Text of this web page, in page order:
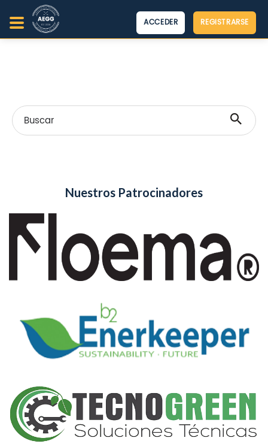
ACCEDER REGISTRARSE
Buscar
Nuestros Patrocinadores